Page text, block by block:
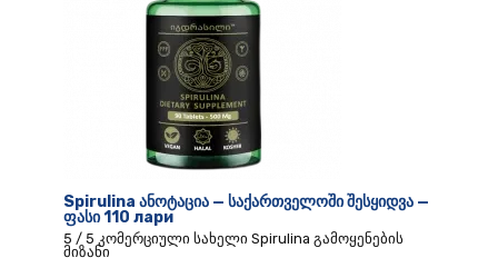
Spirulina ანოტაცია — საქართველოში შესყიდვა —
ფასი 110 лари
5 / 5 კომერციული სახელი Spirulina გამოყენების
მიზანი